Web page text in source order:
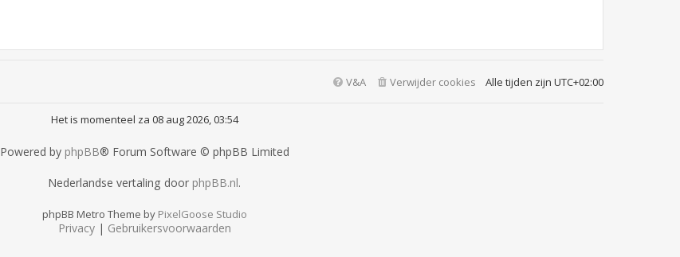
Alle tijden zijn UTC+02:00
Verwijder cookies
V&A
Het is momenteel za 08 aug 2026, 03:54
Powered by phpBB® Forum Software © phpBB Limited
Nederlandse vertaling door phpBB.nl.
phpBB Metro Theme by PixelGoose Studio
Privacy| Gebruikersvoorwaarden